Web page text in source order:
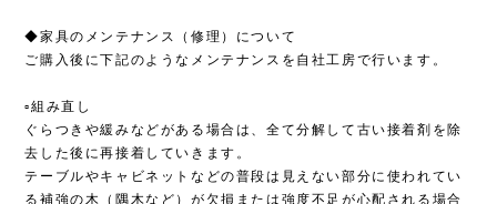
◆家具のメンテナンス（修理）について
ご購入後に下記のようなメンテナンスを自社工房で行います。
▫︎組み直し
ぐらつきや緩みなどがある場合は、全て分解して古い接着剤を除
去した後に再接着していきます。
テーブルやキャビネットなどの普段は見えない部分に使われてい
る補強の木（隅木など）が欠損または強度不足が心配される場合